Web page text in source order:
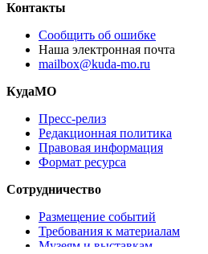
Контакты
Сообщить об ошибке
Наша электронная почта
mailbox@kuda-mo.ru
КудаМО
Пресс-релиз
Редакционная политика
Правовая информация
Формат ресурса
Сотрудничество
Размещение событий
Требования к материалам
Музеям и выставкам